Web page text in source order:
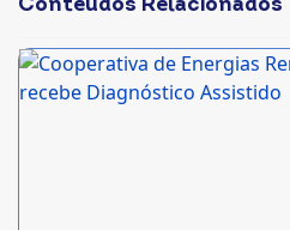
Conteúdos Relacionados